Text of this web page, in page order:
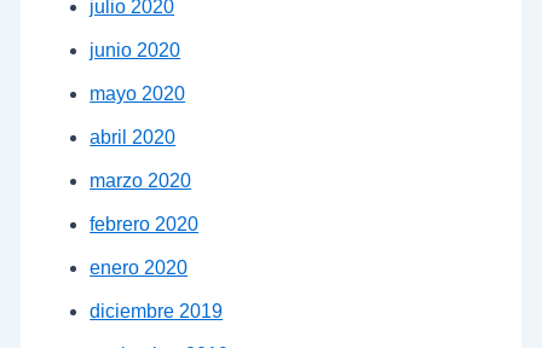
julio 2020
junio 2020
mayo 2020
abril 2020
marzo 2020
febrero 2020
enero 2020
diciembre 2019